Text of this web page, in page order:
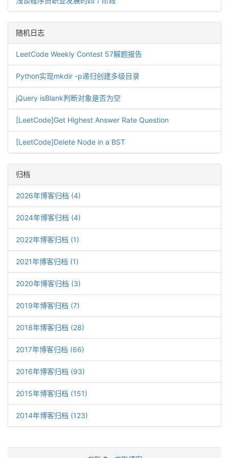
随机日志
LeetCode Weekly Contest 57解题报告
Python实现mkdir -p递归创建多级目录
jQuery isBlank判断对象是否为空
[LeetCode]Get Highest Answer Rate Question
[LeetCode]Delete Node in a BST
归档
2026年博客归档 (4)
2024年博客归档 (4)
2022年博客归档 (1)
2021年博客归档 (1)
2020年博客归档 (3)
2019年博客归档 (7)
2018年博客归档 (28)
2017年博客归档 (66)
2016年博客归档 (93)
2015年博客归档 (151)
2014年博客归档 (123)